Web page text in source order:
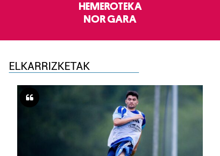
HEMEROTEKA
NOR GARA
ELKARRIZKETAK